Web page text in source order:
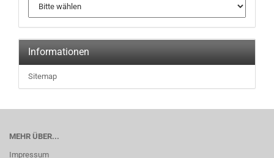
Informationen
Sitemap
MEHR ÜBER...
Impressum